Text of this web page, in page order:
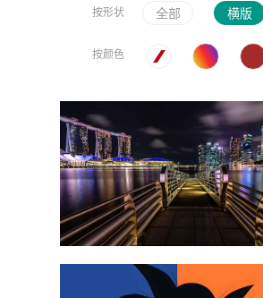
按形状 全部 横版
按颜色